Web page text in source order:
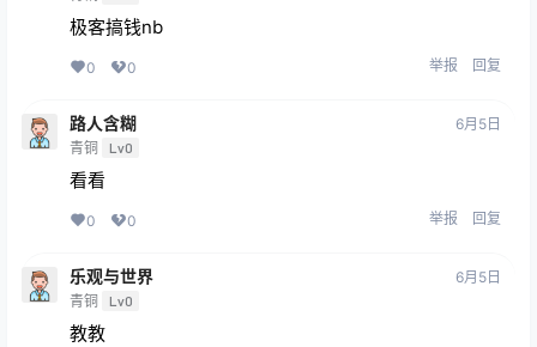
极客搞钱nb
0 0 举报 回复
路人含糊
青铜 Lv0
6月5日
看看
0 0 举报 回复
乐观与世界
青铜 Lv0
6月5日
教教